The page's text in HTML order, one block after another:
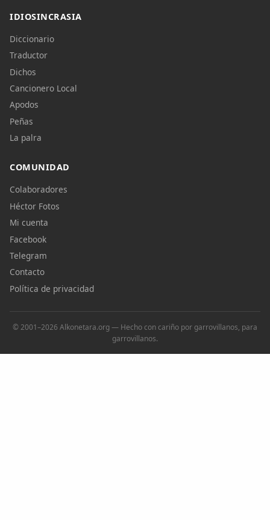
IDIOSINCRASIA
Diccionario
Traductor
Dichos
Cancionero Local
Apodos
Peñas
La palra
COMUNIDAD
Colaboradores
Héctor Fotos
Mi cuenta
Facebook
Telegram
Contacto
Política de privacidad
© 2001–2026 Alkonetara.org — Hecho con cariño por garrovillanos, para
garrovillanos.